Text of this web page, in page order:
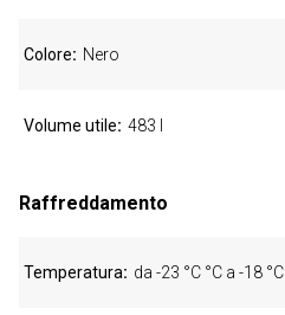
Colore Nero
Volume utile 483 l
Raffreddamento
Temperatura da -23 °C °C a -18 °C